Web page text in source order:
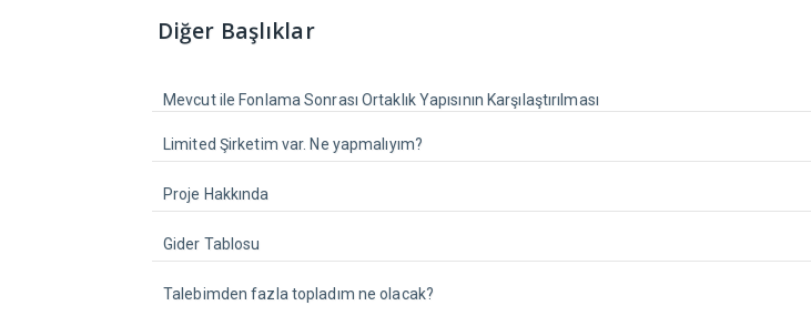
Diğer Başlıklar
Mevcut ile Fonlama Sonrası Ortaklık Yapısının Karşılaştırılması
Limited Şirketim var. Ne yapmalıyım?
Proje Hakkında
Gider Tablosu
Talebimden fazla topladım ne olacak?